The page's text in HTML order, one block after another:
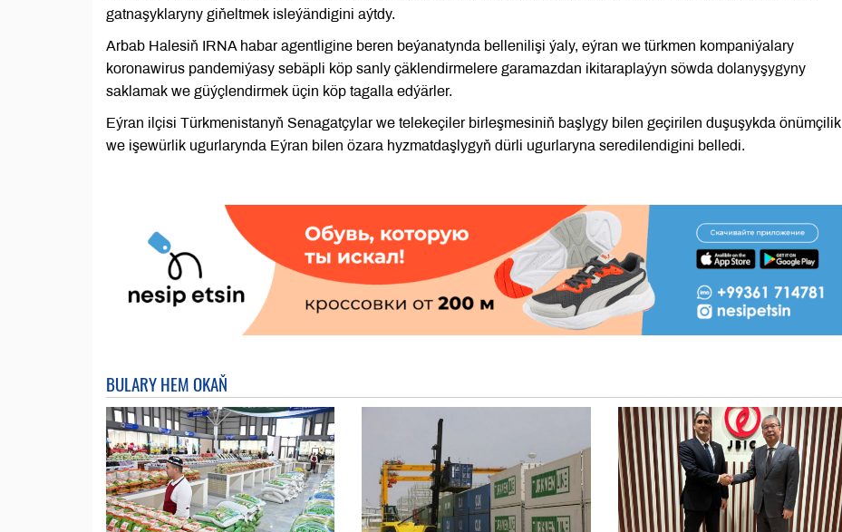
gatnaşyklaryny giňeltmek isleýändigini aýtdy.
Arbab Halesiň IRNA habar agentligine beren beýanatynda bellenilişi ýaly, eýran we türkmen kompaniýalary
koronawirus pandemiýasy sebäpli köp sanly çäklendirmelere garamazdan ikitaraplaýyn söwda dolanyşygyny
saklamak we güýçlendirmek üçin köp tagalla edýärler.
Eýran ilçisi Türkmenistanyň Senagatçylar we telekeçiler birleşmesiniň başlygy bilen geçirilen duşuşykda önümçilik
we işewürlik ugurlarynda Eýran bilen özara hyzmatdaşlygyň dürli ugurlaryna seredilendigini belledi.
BULARY HEM OKAŇ